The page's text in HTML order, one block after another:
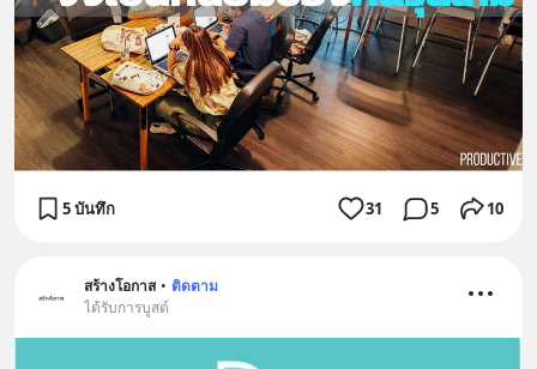
5 บันทึก 31 5 10
สร้างโอกาส • ติดตาม
ได้รับการบูสต์